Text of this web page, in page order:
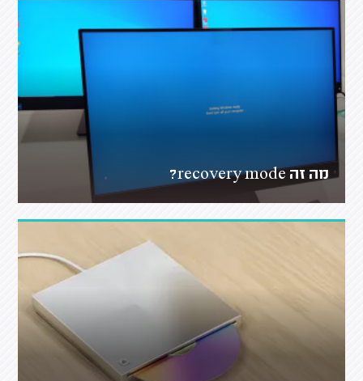
מה זה recovery mode?